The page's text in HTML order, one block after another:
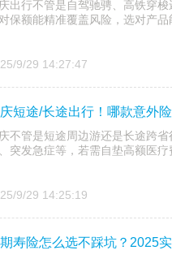
出行不管是自驾驰骋、高铁穿
保额能精准覆盖风险，选对产
9/29 14:27:47
短途/长途出行！哪款意外
不管是短途周边游还是长途跨
突发急症等，若需自垫高额医
9/29 14:25:19
寿险怎么选不踩坑？2025